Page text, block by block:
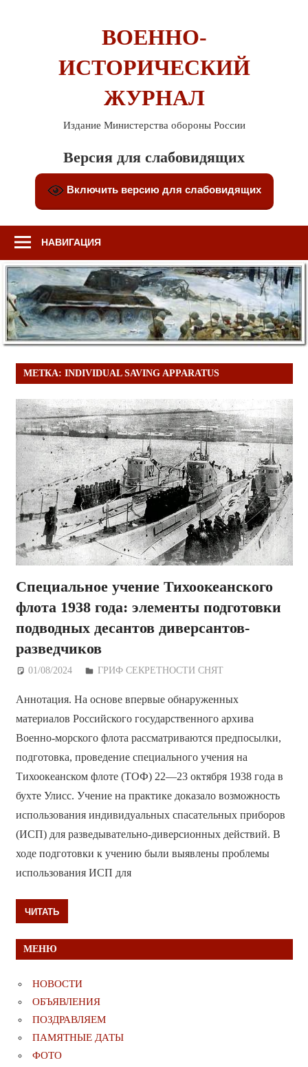
ВОЕННО-
ИСТОРИЧЕСКИЙ
ЖУРНАЛ
Издание Министерства обороны России
Версия для слабовидящих
Включить версию для слабовидящих
НАВИГАЦИЯ
МЕТКА: INDIVIDUAL SAVING APPARATUS
Специальное учение Тихоокеанского
флота 1938 года: элементы подготовки
подводных десантов диверсантов-
разведчиков
01/08/2024 Дежурный по Редакции
ГРИФ СЕКРЕТНОСТИ СНЯТ
Аннотация. На основе впервые обнаруженных
материалов Российского государственного архива
Военно-морского флота рассматриваются предпосылки,
подготовка, проведение специального учения на
Тихоокеанском флоте (ТОФ) 22—23 октября 1938 года в
бухте Улисс. Учение на практике доказало возможность
использования индивидуальных спасательных приборов
(ИСП) для разведывательно-диверсионных действий. В
ходе подготовки к учению были выявлены проблемы
использования ИСП для
ЧИТАТЬ
МЕНЮ
НОВОСТИ
ОБЪЯВЛЕНИЯ
ПОЗДРАВЛЯЕМ
ПАМЯТНЫЕ ДАТЫ
ФОТО